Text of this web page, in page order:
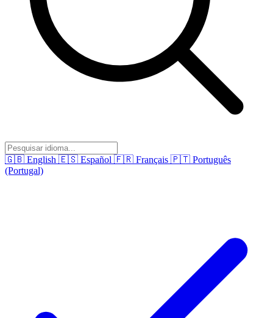
🇬🇧 English 🇪🇸 Español 🇫🇷 Français 🇵🇹 Português
(Portugal)